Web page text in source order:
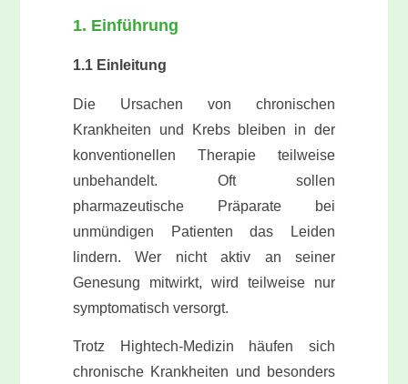
1. Einführung
1.1 Einleitung
Die Ursachen von chronischen
Krankheiten und Krebs bleiben in der
konventionellen Therapie teilweise
unbehandelt. Oft sollen
pharmazeutische Präparate bei
unmündigen Patienten das Leiden
lindern. Wer nicht aktiv an seiner
Genesung mitwirkt, wird teilweise nur
symptomatisch versorgt.
Trotz Hightech-Medizin häufen sich
chronische Krankheiten und besonders